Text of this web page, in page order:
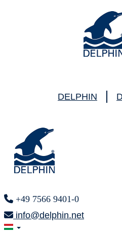
DELPHIN
+49 7566 9401-0
info@delphin.net